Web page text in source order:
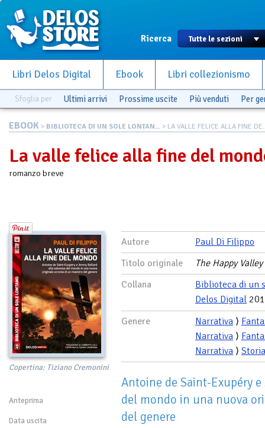
Ricerca
Libri Delos Digital Ebook Libri collezionismo
Sfoglia per Ultimi arrivi Prossime uscite Più venduti Per
EBOOK > BIBLIOTECA DI UN SOLE LONTAN... > LA VALLE FELICE ALLA FINE
La valle felice alla fine del
romanzo breve
Copertina: Tiziano Cremonini
Anteprima
Data uscita
Autore
Paul Di Filippo
Titolo originale
The Happy
Collana
Biblioteca di un
Delos Digital
Genere
Narrativa ⟩
Narrativa ⟩
Narrativa ⟩
Antoine de Saint-Exupéry
del mondo in una nuova
del genere